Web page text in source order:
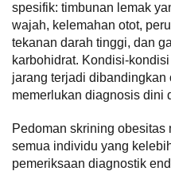
spesifik: timbunan lemak
wajah, kelemahan otot,
tekanan darah tinggi, dan
karbohidrat. Kondisi-
jarang terjadi dibandingkan
memerlukan diagnosis dini
Pedoman skrining
semua individu yang
pemeriksaan diagnostik